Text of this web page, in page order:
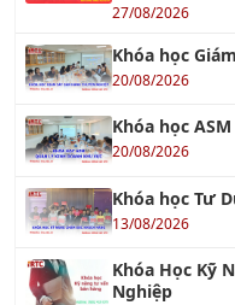
27/08/2026
Khóa học
20/08/2026
Khóa học
20/08/2026
Khóa học Tư
13/08/2026
Khóa Học Kỹ
Nghiệp